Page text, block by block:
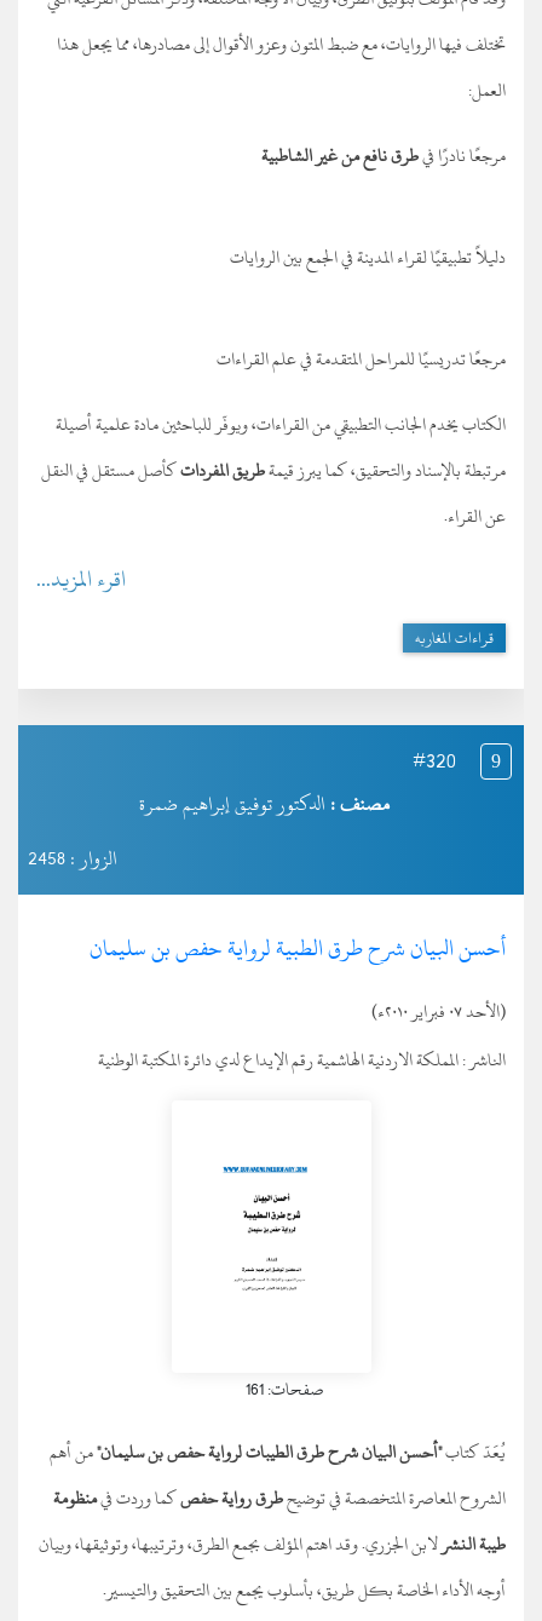
تختلف فيها الروايات، مع ضبط المتون وعزو الأقوال إلى مصادرها، مما يجعل هذا
العمل:
مرجعًا نادرًا فيطرق نافع من غير الشاطبية
دليلاً تطبيقيًا لقراء المدينة في الجمع بين الروايات
مرجعًا تدريسيًا للمراحل المتقدمة في علم القراءات
الكتاب يخدم الجانب التطبيقي من القراءات، ويوفّر للباحثين مادة علمية أصيلة
مرتبطة بالإسناد والتحقيق، كما يبرز قيمةطريق المفرداتكأصل مستقل في النقل
عن القراء.
اقرء المزيد...
قراءات المغاربه
9
#320
مصنف : الدكتور توفيق إبراهيم ضمرة
الزوار : 2458
أحسن البيان شرح طرق الطبية لرواية حفص بن سليمان
(الأحد ٠٧ فبراير ٢٠١٠ء)
الناشر :المملكة الاردنية الهاشمية رقم الإيداع لدي دائرة المكتبة الوطنية
صفحات: 161
يُعَدّ كتاب"أحسن البيان شرح طرق الطيبات لرواية حفص بن سليمان"من أهم
الشروح المعاصرة المتخصصة في توضيحطرق رواية حفصكما وردت فيمنظومة
طيبة النشرلابن الجزري. وقد اهتم المؤلف بجمع الطرق، وترتيبها، وتوثيقها، وبيان
أوجه الأداء الخاصة بكل طريق، بأسلوب يجمع بين التحقيق والتيسير.